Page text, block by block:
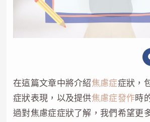
在這篇文章中將介紹焦慮症症狀，
症狀表現，以及提供焦慮症發作時
過對焦慮症症狀了解，我們希望更